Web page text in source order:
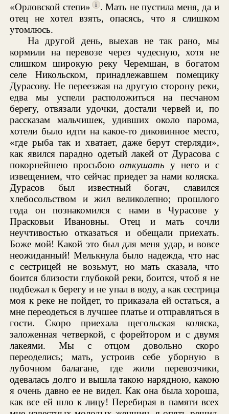
«Орловской степи»
i . Мать не пустила меня, да и
отец не хотел взять, опасясь, что я слишком
утомлюсь.
На другой день, выехав не так рано, мы
кормили на перевозе через чудесную, хотя не
слишком широкую реку Черемшан, в богатом
селе Никольском, принадлежавшем помещику
Дурасову. Не переезжая на другую сторону реки,
едва мы успели расположиться на песчаном
берегу, отвязали удочки, достали червей и, по
рассказам мальчишек, удивших около парома,
хотели было идти на какое-то диковинное место,
«где рыба так и хватает, даже берут стерляди»,
как явился парадно одетый лакей от Дурасова с
покорнейшею просьбоюоткушать у него и с
извещением, что сейчас приедет за нами коляска.
Дурасов был известный богач, славился
хлебосольством и жил великолепно; прошлого
года он познакомился с нами в Чурасове у
Прасковьи Ивановны. Отец и мать сочли
неучтивостью отказаться и обещали приехать.
Боже мой! Какой это был для меня удар, и вовсе
неожиданный! Мелькнула было надежда, что нас
с сестрицей не возьмут, но мать сказала, что
боится близости глубокой реки, боится, чтоб я не
подбежал к берегу и не упал в воду, а как сестрица
моя к реке не пойдет, то приказала ей остаться, а
мне переодеться в лучшее платье и отправляться в
гости. Скоро приехала щегольская коляска,
заложенная четверкой, с форейтором и с двумя
лакеями. Мы с отцом довольно скоро
переоделись; мать, устроив себе уборную в
лубочном балагане, где жили перевозчики,
одевалась долго и вышла такою нарядною, какою
я очень давно ее не видел. Как она была хороша,
как все ей шло к лицу! Перебирая в памяти всех